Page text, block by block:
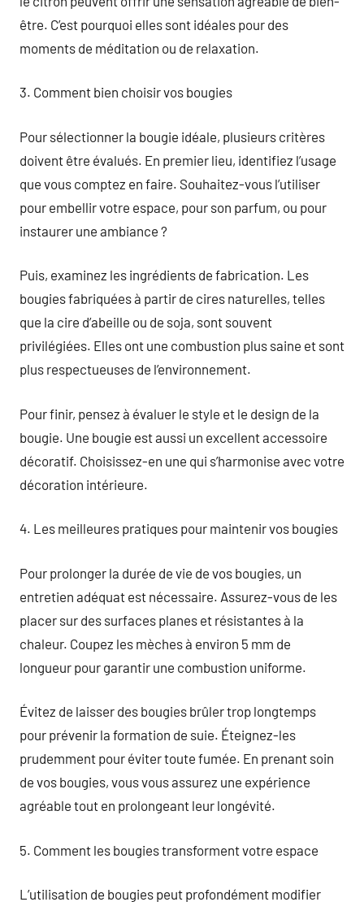
être. C’est pourquoi elles sont idéales pour des
moments de méditation ou de relaxation.
3. Comment bien choisir vos bougies
Pour sélectionner la bougie idéale, plusieurs critères
doivent être évalués. En premier lieu, identifiez l’usage
que vous comptez en faire. Souhaitez-vous l’utiliser
pour embellir votre espace, pour son parfum, ou pour
instaurer une ambiance ?
Puis, examinez les ingrédients de fabrication. Les
bougies fabriquées à partir de cires naturelles, telles
que la cire d’abeille ou de soja, sont souvent
privilégiées. Elles ont une combustion plus saine et sont
plus respectueuses de l’environnement.
Pour finir, pensez à évaluer le style et le design de la
bougie. Une bougie est aussi un excellent accessoire
décoratif. Choisissez-en une qui s’harmonise avec votre
décoration intérieure.
4. Les meilleures pratiques pour maintenir vos bougies
Pour prolonger la durée de vie de vos bougies, un
entretien adéquat est nécessaire. Assurez-vous de les
placer sur des surfaces planes et résistantes à la
chaleur. Coupez les mèches à environ 5 mm de
longueur pour garantir une combustion uniforme.
Évitez de laisser des bougies brûler trop longtemps
pour prévenir la formation de suie. Éteignez-les
prudemment pour éviter toute fumée. En prenant soin
de vos bougies, vous vous assurez une expérience
agréable tout en prolongeant leur longévité.
5. Comment les bougies transforment votre espace
L’utilisation de bougies peut profondément modifier